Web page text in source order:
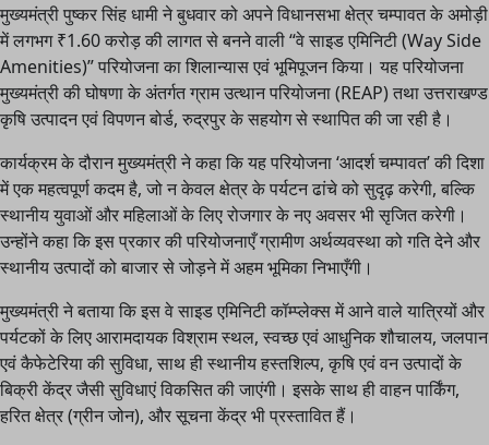
मुख्यमंत्री पुष्कर सिंह धामी ने बुधवार को अपने विधानसभा क्षेत्र चम्पावत के अमोड़ी
में लगभग ₹1.60 करोड़ की लागत से बनने वाली “वे साइड एमिनिटी (Way Side
Amenities)” परियोजना का शिलान्यास एवं भूमिपूजन किया। यह परियोजना
मुख्यमंत्री की घोषणा के अंतर्गत ग्राम उत्थान परियोजना (REAP) तथा उत्तराखण्ड
कृषि उत्पादन एवं विपणन बोर्ड, रुद्रपुर के सहयोग से स्थापित की जा रही है।
कार्यक्रम के दौरान मुख्यमंत्री ने कहा कि यह परियोजना ‘आदर्श चम्पावत’ की दिशा
में एक महत्वपूर्ण कदम है, जो न केवल क्षेत्र के पर्यटन ढांचे को सुदृढ़ करेगी, बल्कि
स्थानीय युवाओं और महिलाओं के लिए रोजगार के नए अवसर भी सृजित करेगी।
उन्होंने कहा कि इस प्रकार की परियोजनाएँ ग्रामीण अर्थव्यवस्था को गति देने और
स्थानीय उत्पादों को बाजार से जोड़ने में अहम भूमिका निभाएँगी।
मुख्यमंत्री ने बताया कि इस वे साइड एमिनिटी कॉम्प्लेक्स में आने वाले यात्रियों और
पर्यटकों के लिए आरामदायक विश्राम स्थल, स्वच्छ एवं आधुनिक शौचालय, जलपान
एवं कैफेटेरिया की सुविधा, साथ ही स्थानीय हस्तशिल्प, कृषि एवं वन उत्पादों के
बिक्री केंद्र जैसी सुविधाएं विकसित की जाएंगी। इसके साथ ही वाहन पार्किंग,
हरित क्षेत्र (ग्रीन जोन), और सूचना केंद्र भी प्रस्तावित हैं।